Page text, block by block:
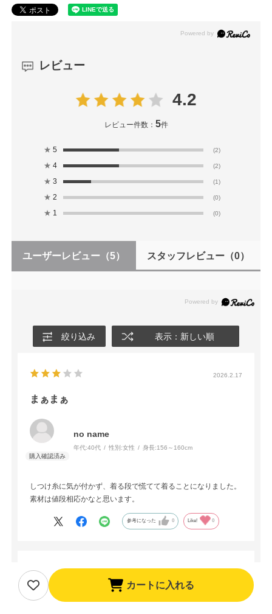
カートに入れる
レビュー
4.2
レビュー件数： 5件
★ 5 (2)
★ 4 (2)
★ 3 (1)
★ 2 (0)
★ 1 (0)
ユーザーレビュー （5） スタッフレビュー（0）
絞り込み 表示：新しい順
2026.2.17
まぁまぁ
no name
年代:40代 性別:女性 身長:156～160cm
しつけ糸に気が付かず、着る段で慌てて着ることになりました。
素材は値段相応かなと思います。
参考になった 0 Like! 0
喜寿祝い